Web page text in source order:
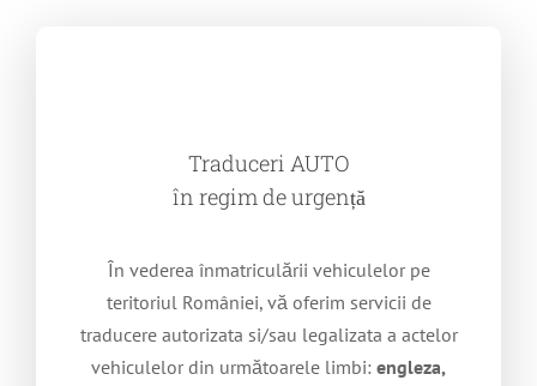
Traduceri AUTO
în regim de urgență
În vederea înmatriculării vehiculelor pe
teritoriul României, vă oferim servicii de
traducere autorizata si/sau legalizata a actelor
vehiculelor din următoarele limbi: engleza,